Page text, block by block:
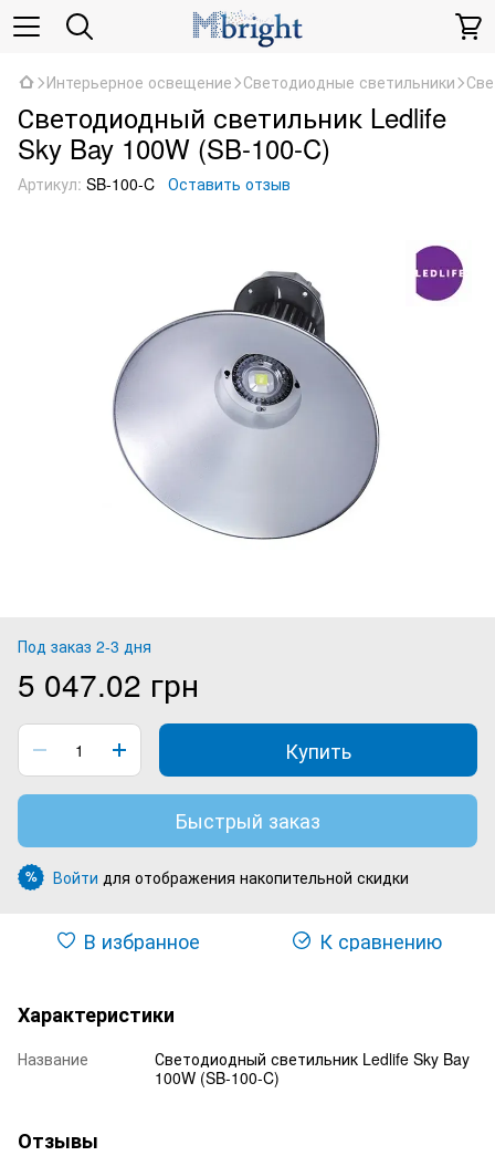
Интерьерное освещение Светодиодные светильники
Светодиодный светильник Ledlife
Sky Bay 100W (SB-100-C)
Артикул: SB-100-C Оставить отзыв
Под заказ 2-3 дня
5 047.02 грн
Купить
Быстрый заказ
% Войти для отображения накопительной скидки
В избранное К сравнению
Характеристики
Название
Светодиодный светильник Ledlife Sky Bay
100W (SB-100-C)
Отзывы